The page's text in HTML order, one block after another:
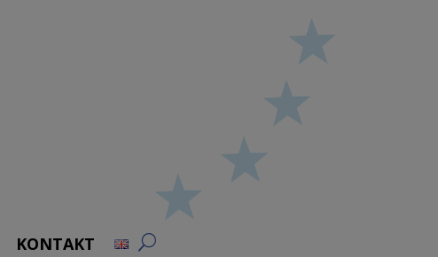
KONTAKT